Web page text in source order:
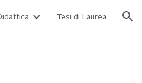
Tesi di Laurea